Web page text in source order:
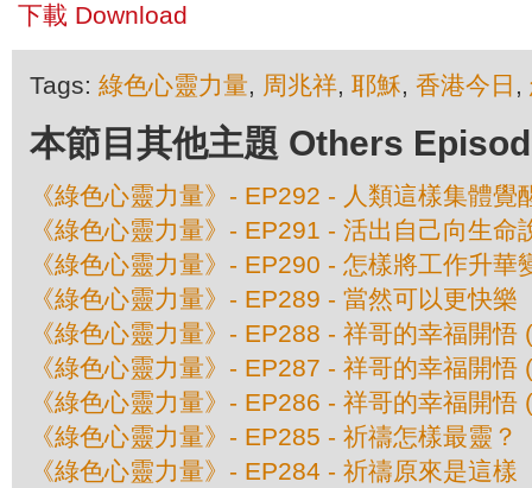
下載 Download
Tags: 綠色心靈力量, 周兆祥, 耶穌, 香港今日 ,
本節目其他主題 Others
《綠色心靈力量》- EP292 - 人類這樣集體
《綠色心靈力量》- EP291 - 活出自己向生命
《綠色心靈力量》- EP290 - 怎樣將工作升華
《綠色心靈力量》- EP289 - 當然可以更快樂
《綠色心靈力量》- EP288 - 祥哥的幸福開悟
《綠色心靈力量》- EP287 - 祥哥的幸福開悟
《綠色心靈力量》- EP286 - 祥哥的幸福開悟
《綠色心靈力量》- EP285 - 祈禱怎樣最靈？
《綠色心靈力量》- EP284 - 祈禱原來是這樣